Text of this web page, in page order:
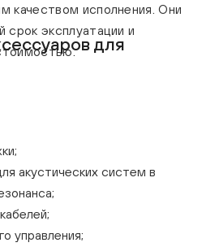
качеством исполнения. Они
срок эксплуатации и
для
акустических систем в
управления;